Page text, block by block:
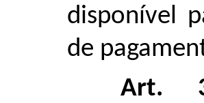
disponível
de
Art.